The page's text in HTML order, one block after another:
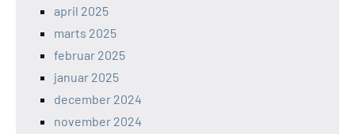
april 2025
marts 2025
februar 2025
januar 2025
december 2024
november 2024